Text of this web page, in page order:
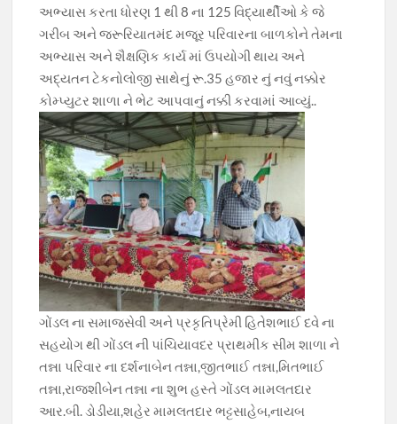
અભ્યાસ કરતા ધોરણ 1 થી 8 ના 125 વિદ્યાર્થીઓ કે જે
ગરીબ અને જરૂરિયાતમંદ મજૂર પરિવારના બાળકોને તેમના
અભ્યાસ અને શૈક્ષણિક કાર્ય માં ઉપયોગી થાય અને
અદ્યતન ટેકનોલોજી સાથેનું રૂ.35 હજાર નું નવું નક્કોર
કોમ્પ્યુટર શાળા ને ભેટ આપવાનું નક્કી કરવામાં આવ્યું..
ગોંડલ ના સમાજસેવી અને પ્રકૃતિપ્રેમી હિતેશભાઈ દવે ના
સહયોગ થી ગોંડલ ની પાંચિયાવદર પ્રાથમીક સીમ શાળા ને
તન્ના પરિવાર ના દર્શનાબેન તન્ના,જીતભાઈ તન્ના,મિતભાઈ
તન્ના,રાજશીબેન તન્ના ના શુભ હસ્તે ગોંડલ મામલતદાર
આર.બી. ડોડીયા,શહેર મામલતદાર ભટ્ટસાહેબ,નાયબ